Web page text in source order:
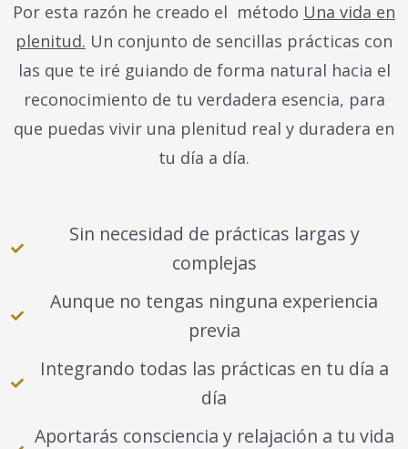
Por esta razón he creado el método Una vida en
plenitud. Un conjunto de sencillas prácticas con
las que te iré guiando de forma natural hacia el
reconocimiento de tu verdadera esencia, para
que puedas vivir una plenitud real y duradera en
tu día a día.
Sin necesidad de prácticas largas y
complejas
Aunque no tengas ninguna experiencia
previa
Integrando todas las prácticas en tu día a
día
Aportarás consciencia y relajación a tu vida